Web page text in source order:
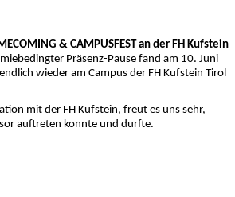
& CAMPUSFEST an der FH Kufstein
Präsenz-Pause fand am 10. Juni
wieder am Campus der FH Kufstein Tirol
mit der FH Kufstein, freut es uns sehr,
auftreten konnte und durfte.